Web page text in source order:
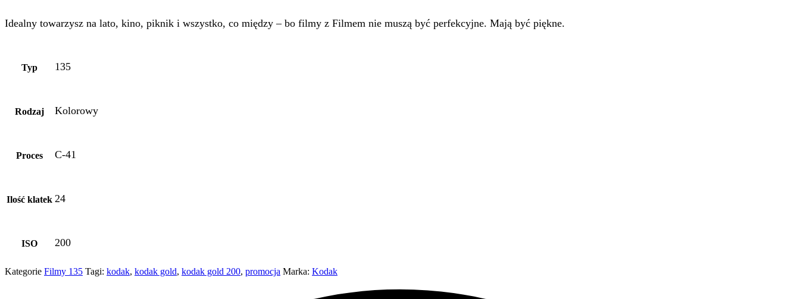
Idealny towarzysz na lato, kino, piknik i wszystko, co między – bo filmy z Filmem nie muszą być perfekcyjne. Mają być piękne.
Typ 135
Rodzaj Kolorowy
Proces C-41
Ilość klatek 24
ISO 200
Kategorie Filmy 135 Tagi: kodak, kodak gold, kodak gold 200, promocja Marka: Kodak